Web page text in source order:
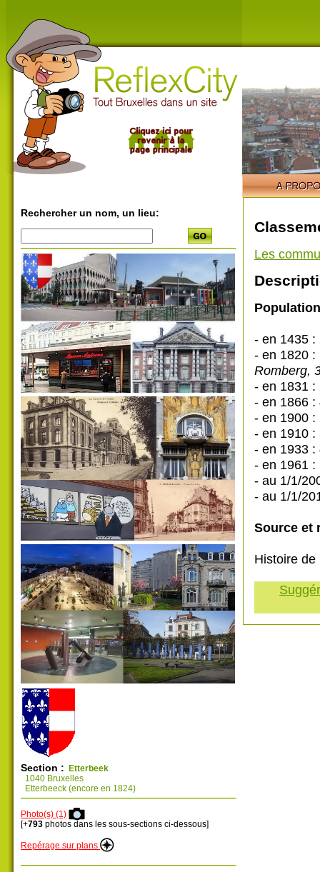
Rechercher un nom, un lieu:
Section : Etterbeek
1040 Bruxelles
Etterbeeck (encore en 1824)
Photo(s) (1)
[+793 photos dans les sous-sections ci-dessous]
Repérage sur plans
Les
Population
- en 1435 :
- en 1820
Romberg,
- en 1831 :
- en 1866 :
- en 1900 :
- en 1910 :
- en 1933 :
- en 1961 :
- au 1/1/
- au 1/1/
Source et
Histoire de